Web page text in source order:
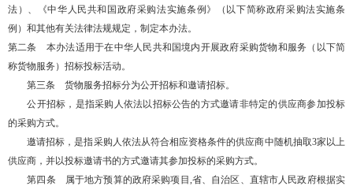
法）、《中华人民共和国政府采购法实施条例》（以下简称政府采购法实施条
例）和其他有关法律法规规定，制定本办法。
第二条 本办法适用于在中华人民共和国境内开展政府采购货物和服务（以下简
称货物服务）招标投标活动。
第三条 货物服务招标分为公开招标和邀请招标。
公开招标，是指采购人依法以招标公告的方式邀请非特定的供应商参加投标
的采购方式。
邀请招标，是指采购人依法从符合相应资格条件的供应商中随机抽取3家以上
供应商，并以投标邀请书的方式邀请其参加投标的采购方式。
第四条 属于地方预算的政府采购项目,省、自治区、直辖市人民政府根据实